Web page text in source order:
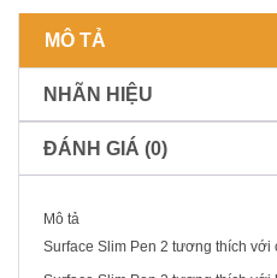
MÔ TẢ
NHÃN HIỆU
ĐÁNH GIÁ (0)
Mô tả
Surface Slim Pen 2 tương thích với